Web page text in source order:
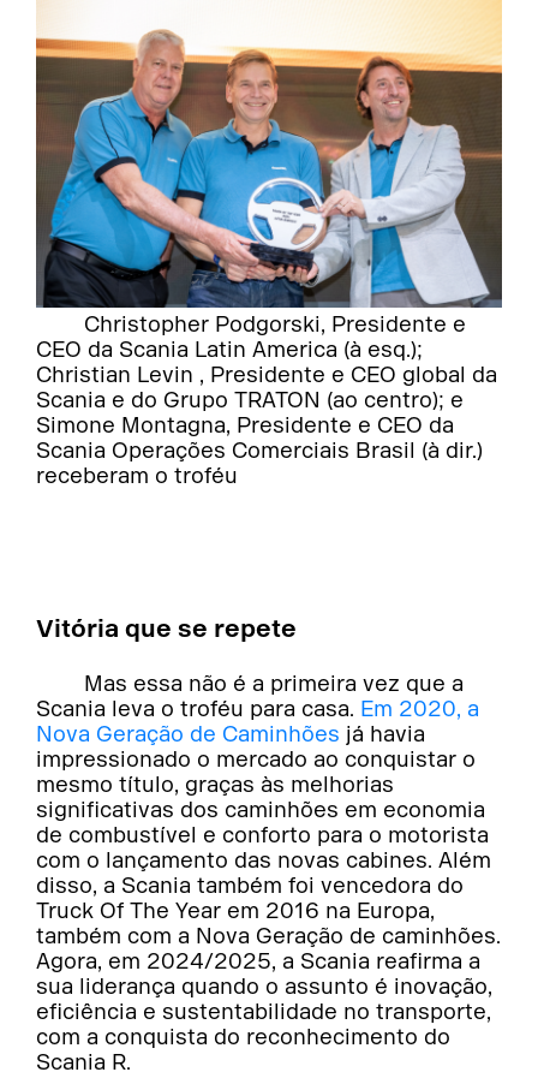
Christopher Podgorski, Presidente e
CEO da Scania Latin America (à esq.);
Christian Levin , Presidente e CEO global da
Scania e do Grupo TRATON (ao centro); e
Simone Montagna, Presidente e CEO da
Scania Operações Comerciais Brasil (à dir.)
receberam o troféu
Vitória que se repete
Mas essa não é a primeira vez que a
Scania leva o troféu para casa. Em 2020, a
Nova Geração de Caminhões já havia
impressionado o mercado ao conquistar o
mesmo título, graças às melhorias
significativas dos caminhões em economia
de combustível e conforto para o motorista
com o lançamento das novas cabines. Além
disso, a Scania também foi vencedora do
Truck Of The Year em 2016 na Europa,
também com a Nova Geração de caminhões.
Agora, em 2024/2025, a Scania reafirma a
sua liderança quando o assunto é inovação,
eficiência e sustentabilidade no transporte,
com a conquista do reconhecimento do
Scania R.